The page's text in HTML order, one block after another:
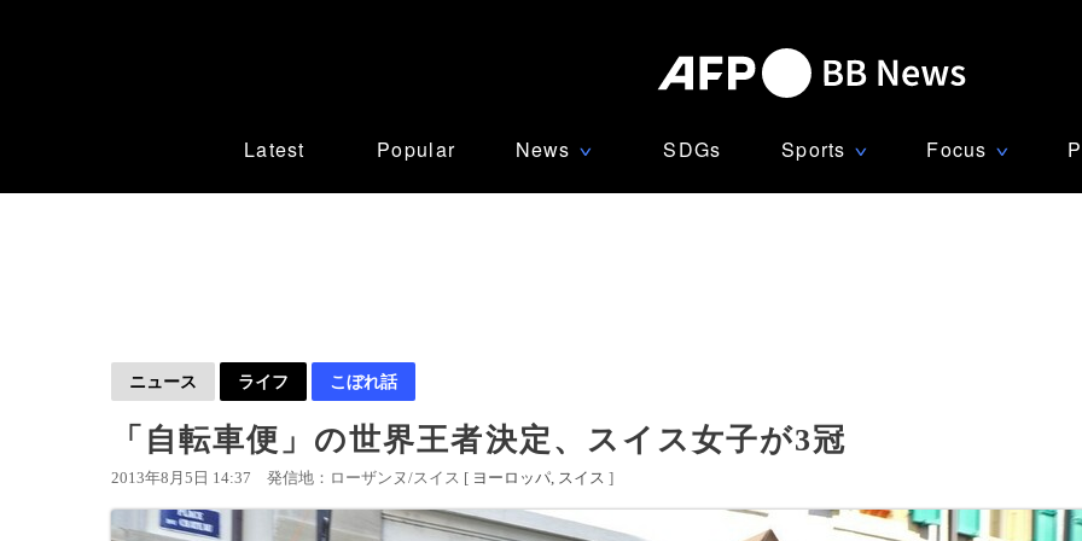
Latest Popular News ∨ SDGs Sports ∨ Focus ∨
ニュース ライフ こぼれ話
「自転車便」の世界王者決定、スイス女子が3冠
2013年8月5日 14:37 発信地：ローザンヌ/スイス [ ヨーロッパ スイス ]